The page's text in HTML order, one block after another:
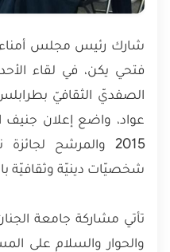
شارك رئيس مجلس أمناء
فتحي يكن، في لقاء
الصفديّ الثقافيّ
عواد، واضع إعلان جنيف
شخصيّات دينيّة وثقافيّة
تأتي مشاركة جامعة
والحوار والسلام على